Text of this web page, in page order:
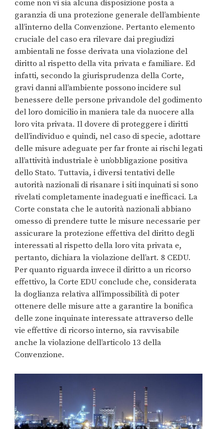
come non vi sia alcuna disposizione posta a
garanzia di una protezione generale dell’ambiente
all’interno della Convenzione. Pertanto elemento
cruciale del caso era rilevare dai pregiudizi
ambientali ne fosse derivata una violazione del
diritto al rispetto della vita privata e familiare. Ed
infatti, secondo la giurisprudenza della Corte,
gravi danni all’ambiente possono incidere sul
benessere delle persone privandole del godimento
del loro domicilio in maniera tale da nuocere alla
loro vita privata. Il dovere di proteggere i diritti
dell’individuo e quindi, nel caso di specie, adottare
delle misure adeguate per far fronte ai rischi legati
all’attività industriale è un’obbligazione positiva
dello Stato. Tuttavia, i diversi tentativi delle
autorità nazionali di risanare i siti inquinati si sono
rivelati completamente inadeguati e inefficaci. La
Corte constata che le autorità nazionali abbiano
omesso di prendere tutte le misure necessarie per
assicurare la protezione effettiva del diritto degli
interessati al rispetto della loro vita privata e,
pertanto, dichiara la violazione dell’art. 8 CEDU.
Per quanto riguarda invece il diritto a un ricorso
effettivo, la Corte EDU conclude che, considerata
la doglianza relativa all’impossibilità di poter
ottenere delle misure atte a garantire la bonifica
delle zone inquinate interessate attraverso delle
vie effettive di ricorso interno, sia ravvisabile
anche la violazione dell’articolo 13 della
Convenzione.